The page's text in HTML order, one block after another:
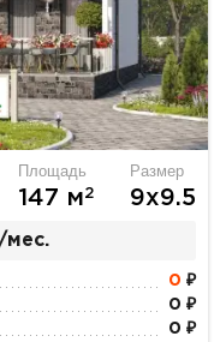
Площадь
147 м2
Размер
9х9.5
мес.
0 ₽
0 ₽
0 ₽